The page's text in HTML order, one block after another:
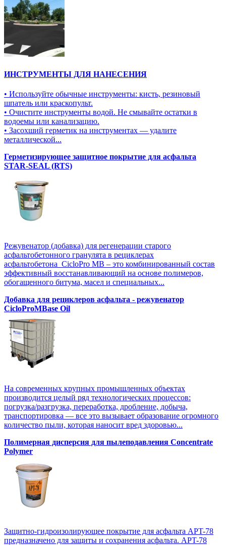
ИНСТРУМЕНТЫ ДЛЯ НАНЕСЕНИЯ
• Используйте обычные инструменты: кисть, резиновый
шпатель или краскопульт.
• Очистите инструменты водой. Не смывайте остатки в
водоемы или канализацию.
• Засохший герметик на инструментах — удалите
металлической...
Герметизирующее защитное покрытие для асфальта
STAR-SEAL (RTS)
Режувенатор (добавка) для регенерации старого
асфальтобетонного гранулята в рециклерах
асфальтобетона CicloPro MB – это комбинированный состав
эффективный восстанавливающий на основе полимеров,
обогащенного битума, масел и специальных...
Добавка для рециклеров асфальта - режувенатор
CicloProMBase Oil
На современных крупных промышленных объектах
производится целый ряд технологических процессов:
погрузка/разгрузка, переработка, дробление, добыча,
транспортировка — все это вызывает образование огромного
количество пыли, которая наносит вред здоровью...
Полимерная дисперсия для пылеподавления Concentrate
Polymer
Защитно-гидроизолирующее покрытие для асфальта APT-78
предназначено для защиты и сохранения асфальта. APT-78